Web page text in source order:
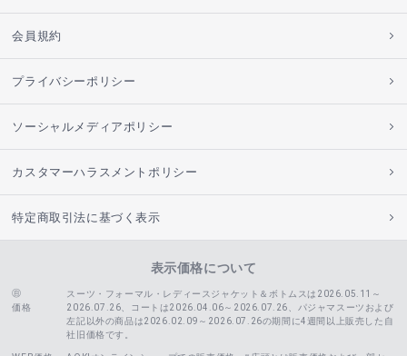
会員規約
プライバシーポリシー
ソーシャルメディアポリシー
カスタマーハラスメントポリシー
特定商取引法に基づく表示
表示価格について
価格
スーツ・フォーマル・レディースジャケット＆ボトムスは2026.05.11～
2026.07.26、コートは2026.04.06～2026.07.26、
パジャマスーツおよび
左記以外の商品は2026.02.09～2026.07.26の期間に4週間以上販売した自
社旧価格です。